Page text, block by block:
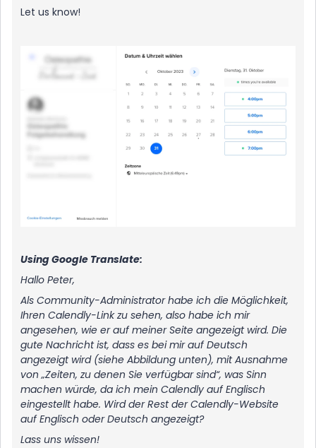
Let us know!
Using Google Translate:
Hallo Peter,
Als Community-Administrator habe ich die Möglichkeit,
Ihren Calendly-Link zu sehen, also habe ich mir
angesehen, wie er auf meiner Seite angezeigt wird. Die
gute Nachricht ist, dass es bei mir auf Deutsch
angezeigt wird (siehe Abbildung unten), mit Ausnahme
von „Zeiten, zu denen Sie verfügbar sind“, was Sinn
machen würde, da ich mein Calendly auf Englisch
eingestellt habe. Wird der Rest der Calendly-Website
auf Englisch oder Deutsch angezeigt?
Lass uns wissen!